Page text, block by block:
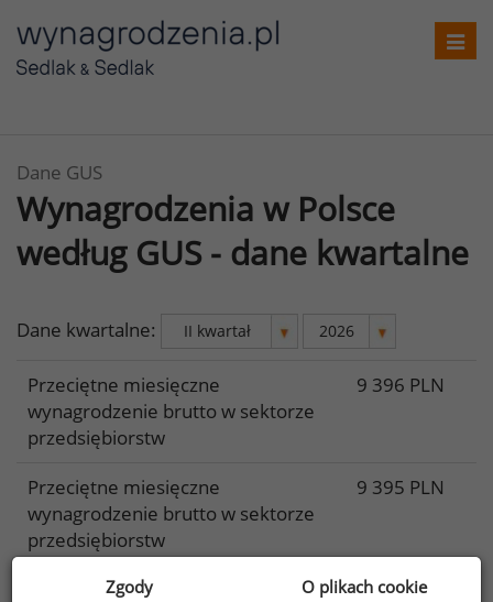
Dane GUS
Wynagrodzenia w Polsce
według GUS - dane kwartalne
Dane kwartalne:
Przeciętne miesięczne
wynagrodzenie brutto w sektorze
przedsiębiorstw
9 396 PLN
Przeciętne miesięczne
wynagrodzenie brutto w sektorze
przedsiębiorstw
9 395 PLN
Zgody O plikach cookie